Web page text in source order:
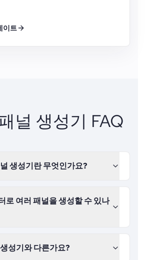
이트
널 생성기 FAQ
생성기란 무엇인가요?
로 여러 패널을 생성할 수 있나
성기와 다른가요?